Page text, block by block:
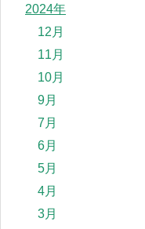
2024年
12月
11月
10月
9月
7月
6月
5月
4月
3月